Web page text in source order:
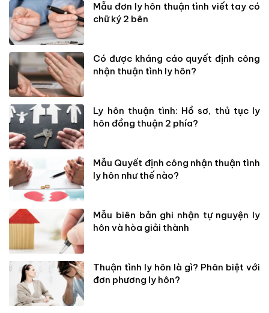
Mẫu đơn ly hôn thuận tình viết tay có
chữ ký 2 bên
Có được kháng cáo quyết định công
nhận thuận tình ly hôn?
Ly hôn thuận tình: Hồ sơ, thủ tục ly
hôn đồng thuận 2 phía?
Mẫu Quyết định công nhận thuận tình
ly hôn như thế nào?
Mẫu biên bản ghi nhận tự nguyện ly
hôn và hòa giải thành
Thuận tình ly hôn là gì? Phân biệt với
đơn phương ly hôn?